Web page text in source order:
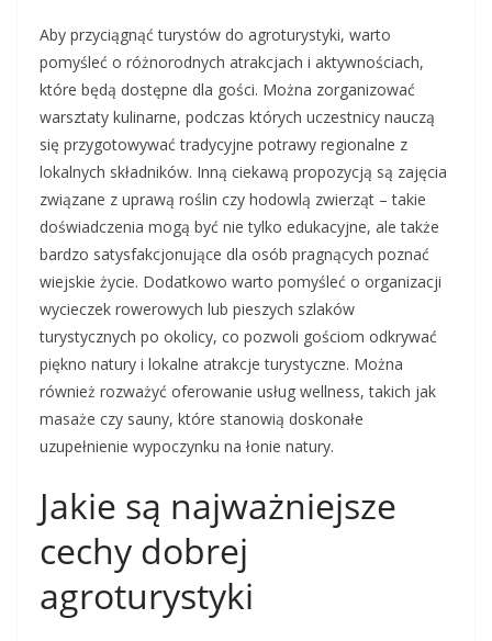
Aby przyciągnąć turystów do agroturystyki, warto
pomyśleć o różnorodnych atrakcjach i aktywnościach,
które będą dostępne dla gości. Można zorganizować
warsztaty kulinarne, podczas których uczestnicy nauczą
się przygotowywać tradycyjne potrawy regionalne z
lokalnych składników. Inną ciekawą propozycją są zajęcia
związane z uprawą roślin czy hodowlą zwierząt – takie
doświadczenia mogą być nie tylko edukacyjne, ale także
bardzo satysfakcjonujące dla osób pragnących poznać
wiejskie życie. Dodatkowo warto pomyśleć o organizacji
wycieczek rowerowych lub pieszych szlaków
turystycznych po okolicy, co pozwoli gościom odkrywać
piękno natury i lokalne atrakcje turystyczne. Można
również rozważyć oferowanie usług wellness, takich jak
masaże czy sauny, które stanowią doskonałe
uzupełnienie wypoczynku na łonie natury.
Jakie są najważniejsze
cechy dobrej
agroturystyki